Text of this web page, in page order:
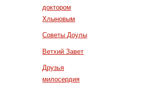
доктором
Хлыновым
Советы Доулы
Ветхий Завет
Друзья
милосердия